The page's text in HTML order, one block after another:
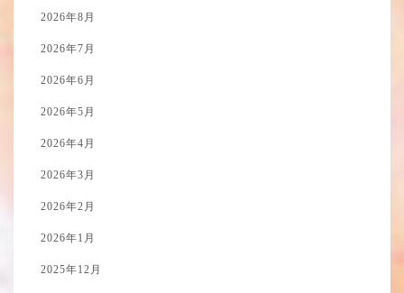
2026年8月
2026年7月
2026年6月
2026年5月
2026年4月
2026年3月
2026年2月
2026年1月
2025年12月